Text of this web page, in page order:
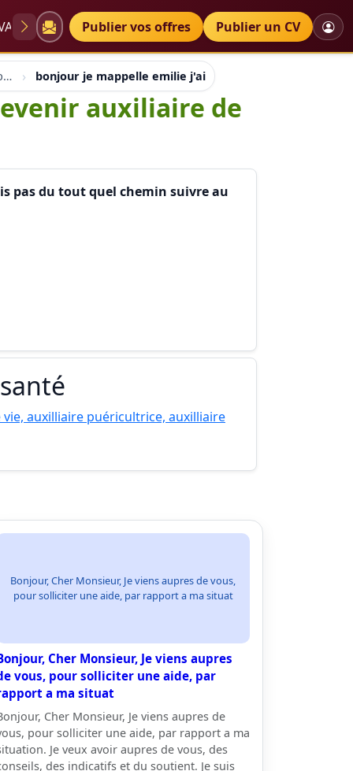
Diplômes Petites annonces
Publier vos offres Publier un CV
Auxillaire de vie, auxilliaire puéricultrice, auxilliaire santé bonjour je mappelle emilie j'ai 20 ans j'aimerais
auxiliaire de
pas du tout quel chemin suivre au
vie, auxilliaire puéricultrice, auxilliaire
Bonjour, Cher Monsieur, Je viens aupres de vous,
pour solliciter une aide, par rapport a ma situat
Cher Monsieur, Je viens aupres
vous, pour solliciter une aide, par
a ma situat
Cher Monsieur, Je viens aupres de
pour solliciter une aide, par rapport a ma
Je veux avoir aupres de vous, des
des indicatifs et du soutient. Je suis